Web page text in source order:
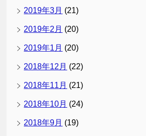
2019年3月 (21)
2019年2月 (20)
2019年1月 (20)
2018年12月 (22)
2018年11月 (21)
2018年10月 (24)
2018年9月 (19)